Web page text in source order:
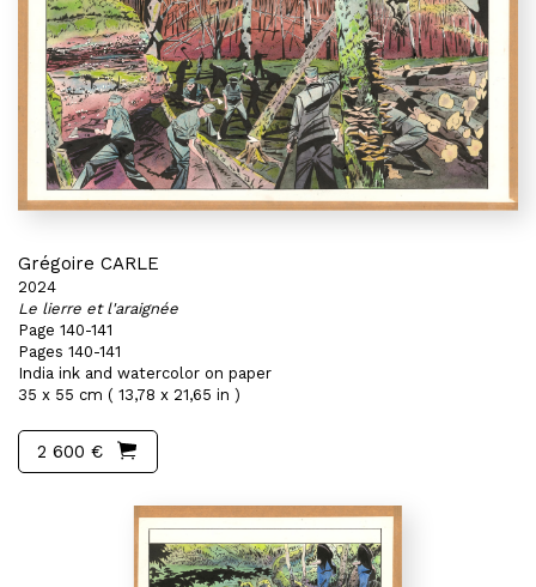
Grégoire CARLE
2024
Le lierre et l'araignée
Page 140-141
Pages 140-141
India ink and watercolor on paper
35 x 55 cm ( 13,78 x 21,65 in )
2 600 €